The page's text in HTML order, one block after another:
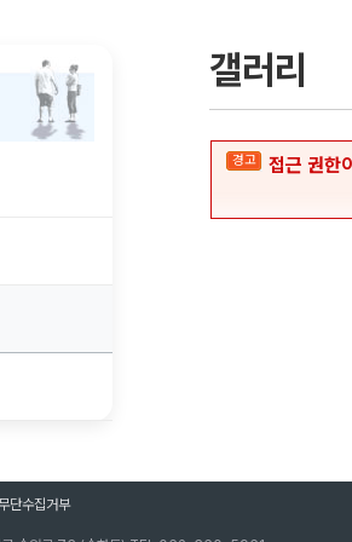
갤러리
경고 접근 권한
단수집거부